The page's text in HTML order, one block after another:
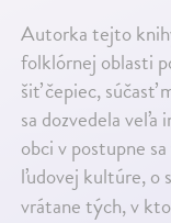
Autorka tejto
folklórnej oblasti
šiť čepiec, súčasť
sa dozvedela veľa
obci v postupne
ľudovej kultúre, o
vrátane tých, v